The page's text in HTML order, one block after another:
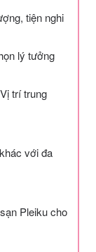
tiện nghi
lý tưởng
trí trung
với đa
Pleiku cho